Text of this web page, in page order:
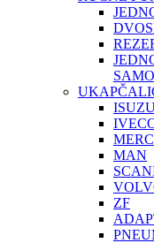
MAN
ZF